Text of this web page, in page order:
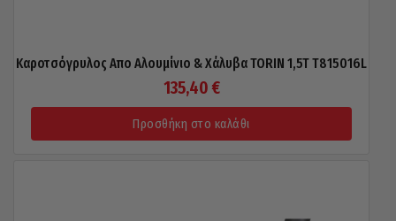
Καροτσόγρυλος Απο Αλουμίνιο & Χάλυβα TORIN 1,5T T815016L
135,40 €
Προσθήκη στο καλάθι